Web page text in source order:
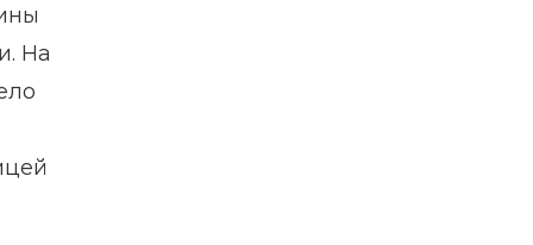
На